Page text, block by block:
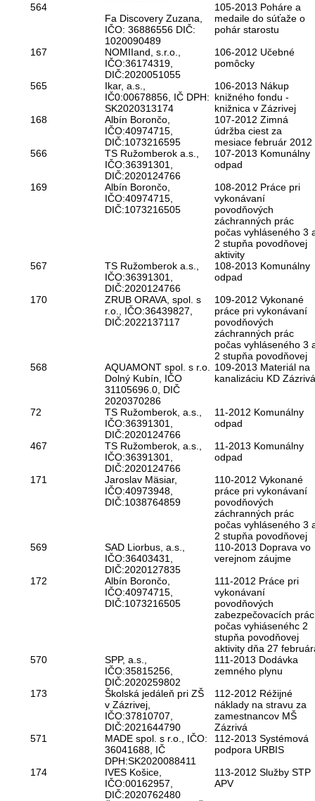
564
Fa Discovery Zuzana,
IČO: 36886556 DIČ:
1020090489
105-2013 Poháre a
medaile do súťaže o
pohár starostu
167
NOMIIand, s.r.o.,
IČO:36174319,
DIČ:2020051055
106-2012 Učebné
pomôcky
565
Ikar, a.s.,
IČ0:00678856, IČ DPH:
SK2020313174
106-2013 Nákup
knižného fondu -
knižnica v Zázrivej
168
Albín Borončo,
IČO:40974715,
DIČ:1073216595
107-2012 Zimná
údržba ciest za
mesiace február 2012
566
TS Ružomberok a.s.,
IČO:36391301,
DIČ:2020124766
107-2013 Komunálny
odpad
169
Albín Borončo,
IČO:40974715,
DIČ:1073216505
108-2012 Práce pri
vykonávaní
povodňových
záchranných prác
počas vyhláseného 3
2 stupňa povodňovej
aktivity
567
TS Ružomberok a.s.,
IČO:36391301,
DIČ:2020124766
108-2013 Komunálny
odpad
170
ZRUB ORAVA, spol. s
r.o., IČO:36439827,
DIČ:2022137117
109-2012 Vykonané
práce pri vykonávaní
povodňových
záchranných prác
počas vyhláseného 3
2 stupňa povodňovej
568
AQUAMONT spol. s r.o.
Dolný Kubín, IČO
31105696.0, DIČ
2020370286
109-2013 Materiál na
kanalizáciu KD Zázrivá
72
TS Ružomberok, a.s.,
IČO:36391301,
DIČ:2020124766
11-2012 Komunálny
odpad
467
TS Ružomberok, a.s.,
IČO:36391301,
DIČ:2020124766
11-2013 Komunálny
odpad
171
Jaroslav Mäsiar,
IČO:40973948,
DIČ:1038764859
110-2012 Vykonané
práce pri vykonávaní
povodňových
záchranných prác
počas vyhláseného 3
2 stupňa povodňovej
569
SAD Liorbus, a.s.,
IČO:36403431,
DIČ:2020127835
110-2013 Doprava vo
verejnom záujme
172
Albín Borončo,
IČO:40974715,
DIČ:1073216505
111-2012 Práce pri
vykonávaní
povodňových
zabezpečovacích prác
počas vyhiásenéhc 2
stupňa povodňovej
aktivity dňa 27
570
SPP, a.s.,
IČO:35815256,
DIČ:2020259802
111-2013 Dodávka
zemného plynu
173
Školská jedáleň pri ZŠ
v Zázrivej,
IČO:37810707,
DIČ:2021644790
112-2012 Réžijné
náklady na stravu za
zamestnancov MŠ
Zázrivá
571
MADE spol. s r.o., IČO:
36041688, IČ
DPH:SK2020088411
112-2013 Systémová
podpora URBIS
174
IVES Košice,
IČO:00162957,
DIČ:2020762480
113-2012 Služby STP
APV